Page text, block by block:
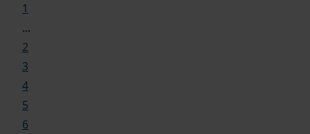
1
...
2
3
4
5
6